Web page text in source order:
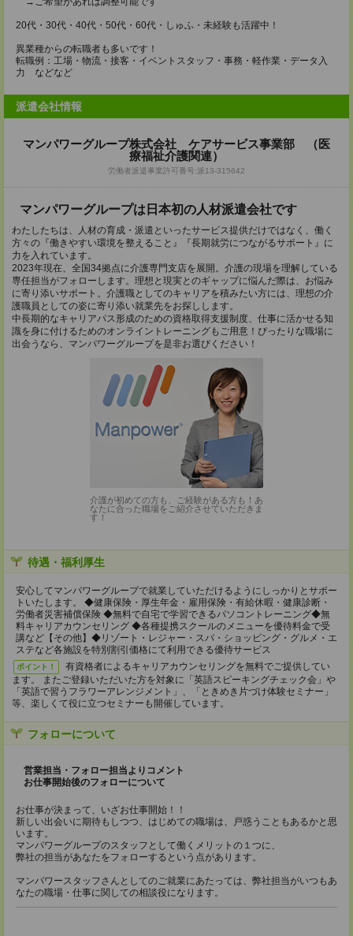
20代・30代・40代・50代・60代・しゅふ・未経験も活躍中！
異業種からの転職者も多いです！
転職例：工場・物流・接客・イベントスタッフ・事務・軽作業・データ入
力 などなど
派遣会社情報
マンパワーグループ株式会社 ケアサービス事業部 （医
療福祉介護関連）
労働者派遣事業許可番号:派13-315642
マンパワーグループは⽇本初の⼈材派遣会社です
わたしたちは、人材の育成・派遣といったサービス提供だけではなく、働く
方々の『働きやすい環境を整えること』『長期就労につながるサポート』に
力を入れています。
2023年現在、全国34拠点に介護専門支店を展開。介護の現場を理解している
専任担当がフォローします。理想と現実とのギャップに悩んだ際は、お悩み
に寄り添いサポート。介護職としてのキャリアを積みたい方には、理想の介
護職員としての姿に寄り添い就業先をお探しします。
中長期的なキャリアパス形成のための資格取得支援制度、仕事に活かせる知
識を身に付けるためのオンライントレーニングもご用意！ぴったりな職場に
出会うなら、マンパワーグループを是非お選びください！
介護が初めての方も、ご経験がある方も！あ
なたに合った職場をご紹介させていただきま
す！
待遇・福利厚生
安⼼してマンパワーグループで就業していただけるようにしっかりとサポー
トいたします。 ◆健康保険・厚⽣年⾦・雇⽤保険・有給休暇・健康診断・
労働者災害補償保険 ◆無料で⾃宅で学習できるパソコントレーニング◆無
料キャリアカウンセリング ◆各種提携スクールのメニューを優待料⾦で受
講など【その他】◆リゾート・レジャー・スパ・ショッピング・グルメ・エ
ステなど各施設を特別割引価格にて利⽤できる優待サービス
ポイント！
有資格者によるキャリアカウンセリングを無料でご提供してい
ます。 またご登録いただいた⽅を対象に「英語スピーキングチェック会」や
「英語で習うフラワーアレンジメント」、「ときめき⽚づけ体験セミナー」
等、楽しくて役に⽴つセミナーも開催しています。
フォローについて
営業担当・フォロー担当よりコメント
お仕事開始後のフォローについて
お仕事が決まって、いざお仕事開始！！
新しい出会いに期待もしつつ、はじめての職場は、戸惑うこともあるかと思
います。
マンパワーグループのスタッフとして働くメリットの１つに、
弊社の担当があなたをフォローするという点があります。
マンパワースタッフさんとしてのご就業にあたっては、弊社担当がいつもあ
なたの職場・仕事に関しての相談役になります。